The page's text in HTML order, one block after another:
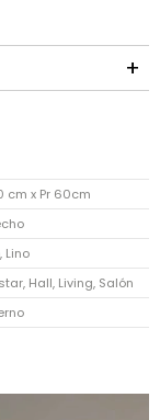
cm x Pr 60cm
Lino
Hall, Living, Salón